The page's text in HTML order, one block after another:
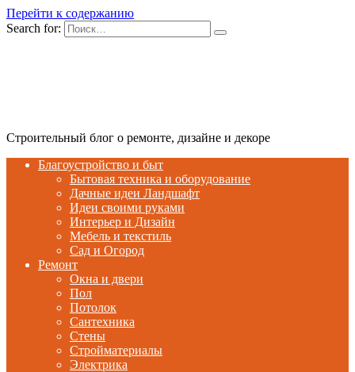
Перейти к содержанию
Search for:
Строительный блог о ремонте, дизайне и декоре
Благоустройство и быт
Бытовая техника и оборудование
Дачные идеи Ландшафт
Идеи своими руками
Интерьер и Дизайн
Мебель и текстиль
Сад и Огород
Ремонт
Окна и двери
Пол
Потолок
Сантехника
Стены
Стройматериалы
Электрика